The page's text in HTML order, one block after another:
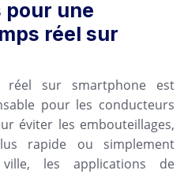
pour une
réel sur
réel sur smartphone est
pour les conducteurs
éviter les embouteillages,
rapide ou simplement
les applications de